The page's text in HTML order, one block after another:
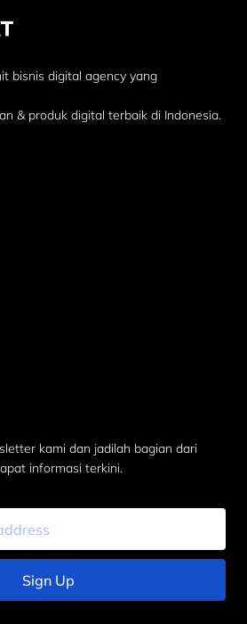
bisnis digital agency yang
& produk digital terbaik di Indonesia.
kami dan jadilah bagian dari
informasi terkini.
Sign Up